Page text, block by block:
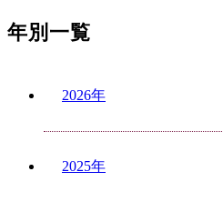
年別一覧
2026年
2025年